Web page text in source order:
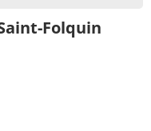
Folquin